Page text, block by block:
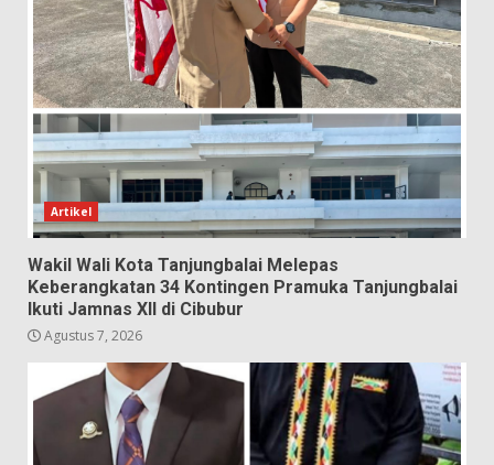
Artikel
Wakil Wali Kota Tanjungbalai Melepas
Keberangkatan 34 Kontingen Pramuka Tanjungbalai
Ikuti Jamnas XII di Cibubur
Agustus 7, 2026